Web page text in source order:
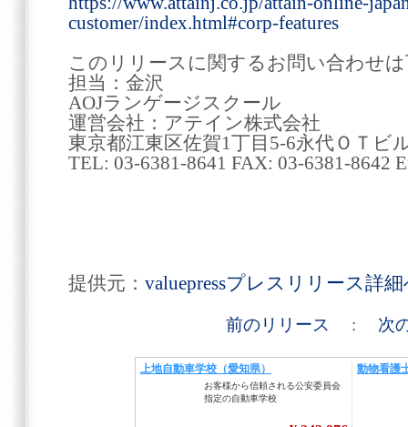
customer/index.html#corp-features
このリリースに関するお問い合わせ
担当：金沢
AOJランゲージスクール
運営会社：アテイン株式会社
東京都江東区佐賀1丁目5-6永代ＯＴビ
TEL: 03-6381-8641 FAX: 03-6381-8642
提供元： valuepressプレスリリース詳
前のリリース : 次